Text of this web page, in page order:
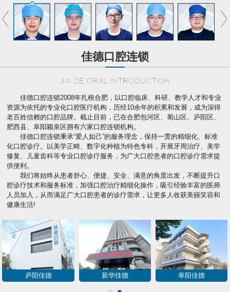
佳德口腔连锁
佳德口腔连锁2008年扎根合肥，以口腔临床、科研、教学人才和专业
资源为依托的专业化口腔医疗机构，历经10余年的积累和发展，成为深得
老百姓信赖的口腔品牌。截止目前，已在合肥包河区、蜀山区、庐阳区、
肥西县、阜阳颖泉区拥有六家口腔连锁机构。
佳德口腔连锁秉承“爱人如己”的服务理念，保持一贯的精细化、标准
化口腔诊疗。以美学正畸、数字化种植为特色专科，开展牙周治疗、美学
修复、儿童齿科等专业口腔诊疗服务，为广大口腔患者的口腔诊疗需求提
供便利。
我们将始终从患者舒心、便捷、安全、满意的角度出发，不断提升口
腔诊疗技术和服务标准，加强口腔治疗精细化操作，吸引经验丰富的医师
人员加入，从而满足广大口腔患者的诊疗需求，让更多人收获美丽笑容和
健康生活!
庐阳佳德 新华佳德 阜阳佳德